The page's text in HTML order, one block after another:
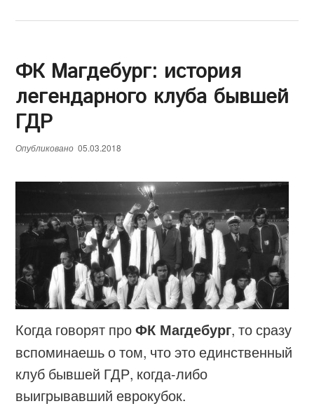
ФК Магдебург: история
легендарного клуба бывшей
ГДР
Опубликовано 05.03.2018
Когда говорят проФК Магдебург, то сразу
вспоминаешь о том, что это единственный
клуб бывшей ГДР, когда-либо
выигрывавший еврокубок.